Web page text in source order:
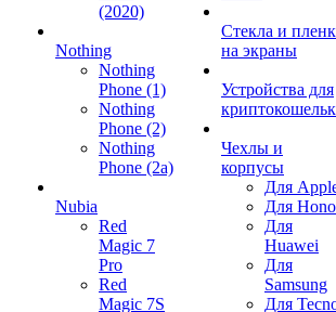
(2020)
Nothing
Nothing
Phone (1)
Nothing
Phone (2)
Nothing
Phone (2a)
Nubia
Red
Magic 7
Pro
Red
Magic 7S
Стекла и
на экраны
Устройства для
Чехлы и
корпусы
Для
Для
Для
Huawei
Для
Samsung
Для